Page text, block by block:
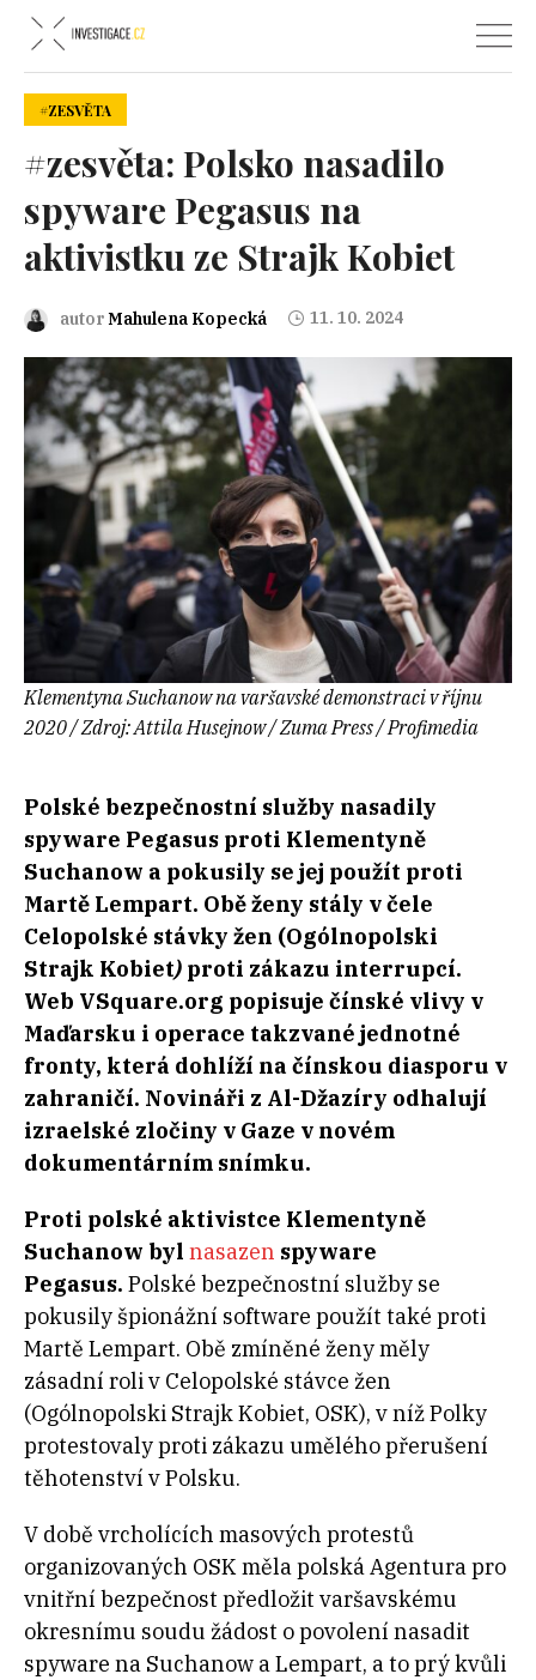
#ZESVĚTA
#zesvěta: Polsko nasadilo
spyware Pegasus na
aktivistku ze Strajk Kobiet
autorMahulena Kopecká 11. 10. 2024
Klementyna Suchanow na varšavské demonstraci v říjnu
2020 / Zdroj: Attila Husejnow / Zuma Press / Profimedia
Polské bezpečnostní služby nasadily
spyware Pegasus proti Klementyně
Suchanow a pokusily se jej použít proti
Martě Lempart. Obě ženy stály v čele
Celopolské stávky žen (Ogólnopolski
Strajk Kobiet) proti zákazu interrupcí.
Web VSquare.org popisuje čínské vlivy v
Maďarsku i operace takzvané jednotné
fronty, která dohlíží na čínskou diasporu v
zahraničí. Novináři z Al-Džazíry odhalují
izraelské zločiny v Gaze v novém
dokumentárním snímku.
Proti polské aktivistce Klementyně
Suchanow byl nasazen spyware
Pegasus. Polské bezpečnostní služby se
pokusily špionážní software použít také proti
Martě Lempart. Obě zmíněné ženy měly
zásadní roli v Celopolské stávce žen
(Ogólnopolski Strajk Kobiet, OSK), v níž Polky
protestovaly proti zákazu umělého přerušení
těhotenství v Polsku.
V době vrcholících masových protestů
organizovaných OSK měla polská Agentura pro
vnitřní bezpečnost předložit varšavskému
okresnímu soudu žádost o povolení nasadit
spyware na Suchanow a Lempart, a to prý kvůli